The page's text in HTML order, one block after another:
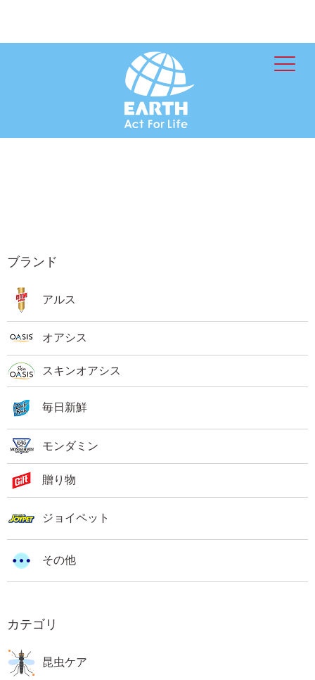
ブランド
アルス
オアシス
スキンオアシス
毎日新鮮
モンダミン
贈り物
ジョイペット
その他
カテゴリ
昆虫ケア